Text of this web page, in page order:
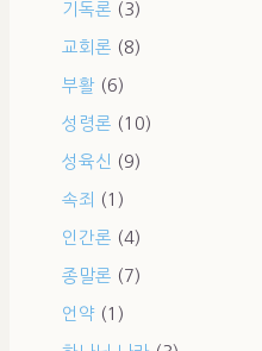
기독론 (3)
교회론 (8)
부활 (6)
성령론 (10)
성육신 (9)
속죄 (1)
인간론 (4)
종말론 (7)
언약 (1)